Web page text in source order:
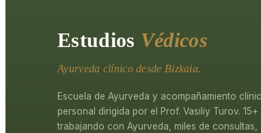
Estudios Védicos
Ayurveda clínico desde Bizkaia.
Escuela de Ayurveda y acompañamiento
personal dirigida por el Prof. Vasiliy Turov. 15+
trabajando con Ayurveda, miles de consultas,